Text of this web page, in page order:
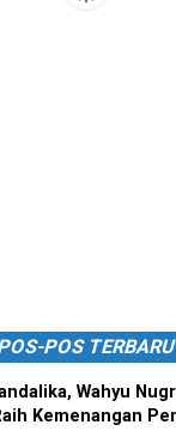
POS TERBARU
Wahyu
Kemenangan